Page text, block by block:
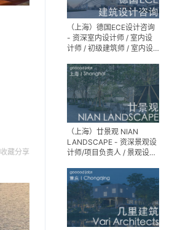
收藏分享
（上海）德国ECE设计咨询
- 资深室内设计师 / 室内设
计师 / 初级建筑师 / 室内设
习生
（上海）廿景观 NIAN
LANDSCAPE - 资深景观设
计师/项目负责人 / 景观设计